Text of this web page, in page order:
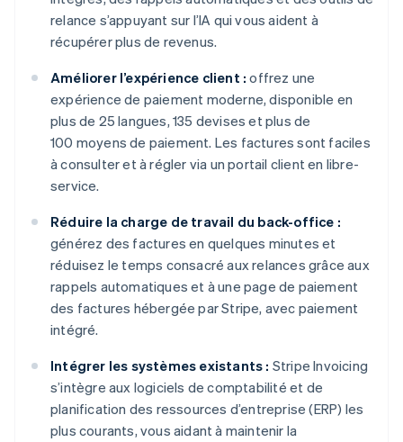
relance s’appuyant sur l’IA qui vous aident à
récupérer plus de revenus.
Améliorer l’expérience client : offrez une
expérience de paiement moderne, disponible en
plus de 25 langues, 135 devises et plus de
100 moyens de paiement. Les factures sont faciles
à consulter et à régler via un portail client en libre-
service.
Réduire la charge de travail du back-office :
générez des factures en quelques minutes et
réduisez le temps consacré aux relances grâce aux
rappels automatiques et à une page de paiement
des factures hébergée par Stripe, avec paiement
intégré.
Intégrer les systèmes existants : Stripe Invoicing
s’intègre aux logiciels de comptabilité et de
planification des ressources d’entreprise (ERP) les
plus courants, vous aidant à maintenir la